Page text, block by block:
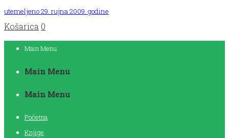
utemeljeno 29. rujna 2009. godine
Košarica 0
Main Menu
Main Menu
Main Menu
Početna
Knjige